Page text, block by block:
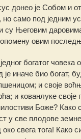
донео је Собом и
но само под једним
Његовим
овим
богатог
иначе био богат,
и своје
и кованлуке
Боже? Како
у све плодове
свега тога! Како